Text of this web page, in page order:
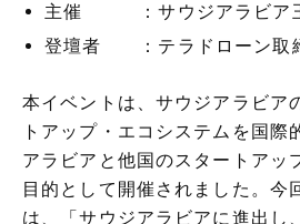
主催 ：サウジアラビア王
登壇者 ：テラドローン取
本イベントは、サウジアラビア
トアップ・エコシステムを国際
アラビアと他国のスタートアッ
目的として開催されました。今
は、「サウジアラビアに進出し